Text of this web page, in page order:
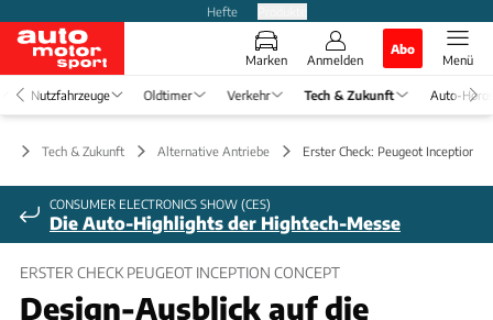
Hefte
Marken Anmelden
Abo
Menü
Nutzfahrzeuge Oldtimer Verkehr Tech & Zukunft Auto-
Tech & Zukunft Alternative Antriebe Erster Check: Peugeot Inception
CONSUMER ELECTRONICS SHOW (CES)
Die Auto-Highlights der Hightech-Messe
ERSTER CHECK PEUGEOT INCEPTION CONCEPT
Design-Ausblick auf die